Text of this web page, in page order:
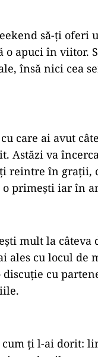
să-ţi oferi
o apuci în viitor.
însă nici cea
care ai avut
Astăzi va
reintre în grații,
o primești iar în
mult la
ales cu locul de
discuție cu
cum ți l-ai dorit: